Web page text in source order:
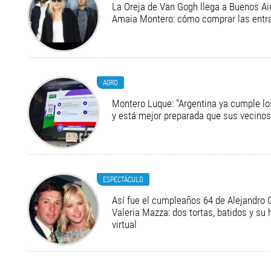
La Oreja de Van Gogh llega a Buenos
Amaia Montero: cómo comprar las
AGRO
Montero Luque: "Argentina ya cumple
y está mejor preparada que sus
ESPECTÁCULO
Así fue el cumpleaños 64 de Alejandro
Valeria Mazza: dos tortas, batidos y su
virtual